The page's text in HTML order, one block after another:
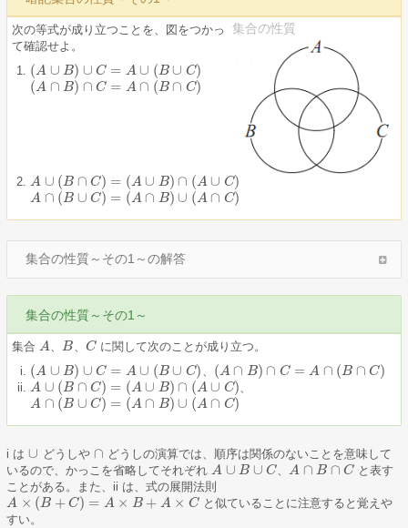
集合の性質
次の等式が成り立つことを、図をつかっ
て確認せよ。
(A ∪ B) ∪ C = A ∪ (B ∪ C)
(A∪B ∪C =A ∪( B∪ C)
(A ∩ B) ∩ C = A ∩ (B ∩ C)
(A∩ B) ∩C =A ∩(B∩ C)
A ∪ (B ∩ C) = (A ∪ B) ∩ (A ∪ C)
A∪(B∩C )= A∪ B)∩(A∪C )
A ∩ (B ∪ C) = (A ∩ B) ∪ (A ∩ C)
A∩(B ∪C )= A∩ B)∪(A∩C )
集合の性質～その1～の解答
集合の性質～その1～
集合 A
A 、B
B 、 C
C に関して次のことが成り立つ。
(A ∪ B) ∪ C = A ∪ (B ∪ C)
(A∪B ∪C =A ∪( B∪ C) 、 (A ∩ B) ∩ C = A ∩ (B ∩ C)
(A∩B) ∩C=A ∩(B∩ C)
A ∪ (B ∩ C) = (A ∪ B) ∩ (A ∪ C)
A∪(B∩C )= A∪ B)∩(A∪C ) 、
A ∩ (B ∪ C) = (A ∩ B) ∪ (A ∩ C)
A∩(B ∪C )= A∩ B)∪(A∩C )
i は ∪
∪ どうしや ∩
∩ どうしの演算では、順序は関係のないことを意味して
いるので、かっこを省略してそれぞれ A ∪ B ∪ C
A∪B ∪C 、A ∩ B ∩ C
A∩B ∩C
と表す
ことがある。また、ii は、式の展開法則
A × (B + C) = A × B + A × C
A× (B +C) =A ×B +A ×C
と似ていることに注意すると覚えや
すい。